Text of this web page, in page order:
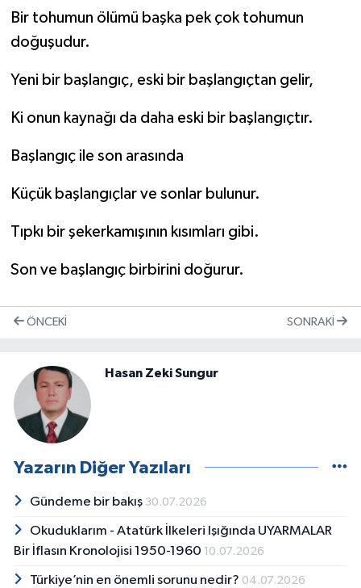
Bir tohumun ölümü başka pek çok tohumun
doğuşudur.
Yeni bir başlangıç, eski bir başlangıçtan gelir,
Ki onun kaynağı da daha eski bir başlangıçtır.
Başlangıç ile son arasında
Küçük başlangıçlar ve sonlar bulunur.
Tıpkı bir şekerkamışının kısımları gibi.
Son ve başlangıç birbirini doğurur.
ÖNCEKI SONRAKI
Hasan Zeki Sungur
Yazarın Diğer Yazıları
Gündeme bir bakış 30.07.2026
Okuduklarım - Atatürk İlkeleri Işığında UYARMALAR
Bir İflasın Kronolojisi 1950-1960 10.07.2026
Türkiye’nin en önemli sorunu nedir? 04.07.2026